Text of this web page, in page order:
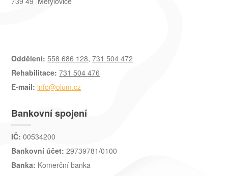
Oddělení: 558 686 128,731 504 472
Rehabilitace: 731 504 476
E-mail: info@olum.cz
Bankovní spojení
IČ: 00534200
Bankovní účet: 29739781/0100
Banka: Komerční banka